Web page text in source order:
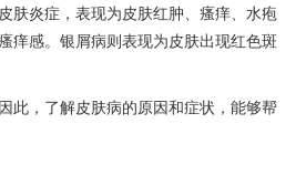
肤炎症，表现为皮肤红肿、瘙痒、水疱
痒感。银屑病则表现为皮肤出现红色斑
此，了解皮肤病的原因和症状，能够帮